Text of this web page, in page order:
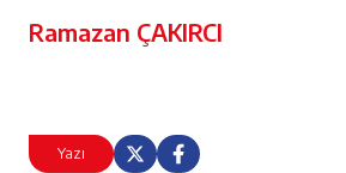
Yazı
Ramazan ÇAKIRCI